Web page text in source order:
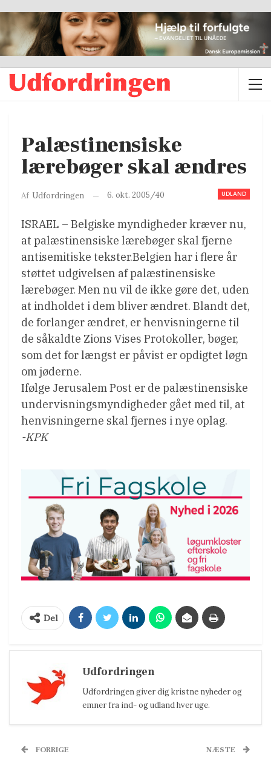
Palæstinensiske
lærebøger skal ændres
UDLAND
Af Udfordringen 6. okt. 2005/40
ISRAEL – Belgiske myndigheder kræver nu,
at palæstinensiske lærebøger skal fjerne
antisemitiske tekster.Belgien har i flere år
støttet udgivelsen af palæstinensiske
lærebøger. Men nu vil de ikke gøre det, uden
at indholdet i dem bliver ændret. Blandt det,
de forlanger ændret, er henvisningerne til
de såkaldte Zions Vises Protokoller, bøger,
som det for længst er påvist er opdigtet løgn
om jøderne.
Ifølge Jerusalem Post er de palæstinensiske
undervisningsmyndigheder gået med til, at
henvisningerne skal fjernes i nye oplag.
-KPK
Del
Udfordringen
Udfordringen giver dig kristne nyheder og
emner fra ind- og udland hver uge.
FORRIGE NÆSTE